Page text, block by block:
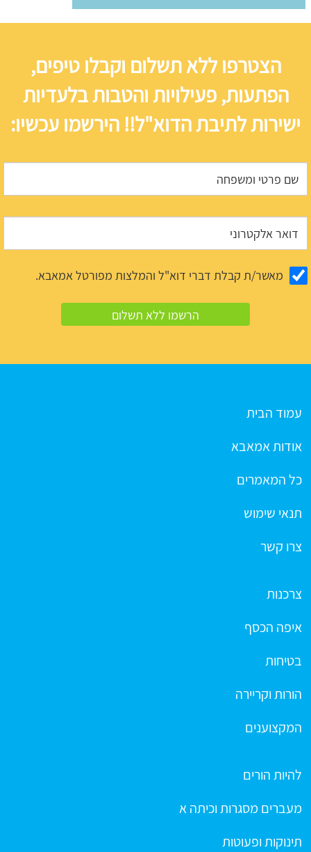
הצטרפו ללא תשלום וקבלו טיפים,
הפתעות, פעילויות והטבות בלעדיות
ישירות לתיבת הדוא"ל!! הירשמו עכשיו:
מאשר/ת קבלת דברי דוא"ל והמלצות מפורטל אמאבא.
עמוד הבית
אודות אמאבא
כל המאמרים
תנאי שימוש
צרו קשר
צרכנות
איפה הכסף
בטיחות
הורות וקריירה
המקצוענים
להיות הורים
מעברים מסגרות וכיתה א
תינוקות ופעוטות